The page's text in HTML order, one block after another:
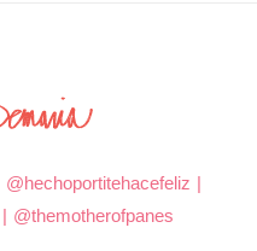
@hechoportitehacefeliz |
| @themotherofpanes